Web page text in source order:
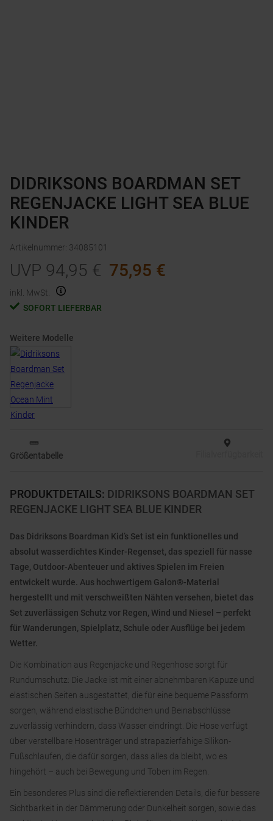
PRODUKTDETAILS: DIDRIKSONS BOARDMAN SET
REGENJACKE LIGHT SEA BLUE KINDER
Das Didriksons Boardman Kid’s Set ist ein funktionelles und
absolut wasserdichtes Kinder-Regenset, das speziell für nasse
Tage, Outdoor-Abenteuer und aktives Spielen im Freien
entwickelt wurde. Aus hochwertigem Galon®-Material
hergestellt und mit verschweißten Nähten versehen, bietet das
Set zuverlässigen Schutz vor Regen, Wind und Niesel – perfekt
für Wanderungen, Spielplatz, Schule oder Ausflüge bei jedem
Wetter.
Die Kombination aus Regenjacke und Regenhose sorgt für
Rundumschutz: Die Jacke ist mit einer abnehmbaren Kapuze und
elastischen Seiten ausgestattet, die für eine bequeme Passform
sorgen, während elastische Bündchen und Beinabschlüsse
zuverlässig verhindern, dass Wasser eindringt. Die Hose verfügt
über verstellbare Hosenträger und strapazierfähige Silikon-
Fußschlaufen, die dafür sorgen, dass alles da bleibt, wo es
hingehört – auch bei Bewegung und Toben im Regen.
Ein besonderes Plus sind die reflektierenden Details, die für bessere
Sichtbarkeit in der Dämmerung oder Dunkelheit sorgen, sowie das
DIDRIKSONS BOARDMAN SET
REGENJACKE LIGHT SEA BLUE
KINDER
Artikelnummer: 34085101
UVP 94,95 € 75,95 €
inkl. MwSt.
SOFORT LIEFERBAR
Weitere Modelle
Größentabelle